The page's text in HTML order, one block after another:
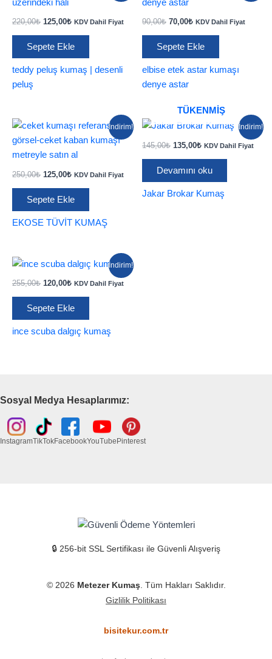
220,00₺ Orijinal
220,00₺.
125,00₺Şu
125,00₺.
KDV Dahil Fiyat
Sepete Ekle
teddy peluş kumaş | desenli
peluş
90,00₺ Orijinal
90,00₺.
70,00₺Şu
fiyat:
70,00₺.
KDV Dahil Fiyat
Sepete Ekle
elbise etek astar kumaşı
denye astar
İndirim!
250,00₺ Orijinal
250,00₺.
125,00₺Şu
125,00₺.
KDV Dahil Fiyat
Sepete Ekle
EKOSE TÜVİT KUMAŞ
İndirim!
TÜKENMIŞ
145,00₺ Orijinal
135,00₺Şu
fiyat:
135,00₺.
KDV Dahil Fiyat
Devamını oku
Jakar Brokar Kumaş
İndirim!
255,00₺ Orijinal
255,00₺.
120,00₺Şu
120,00₺.
KDV Dahil Fiyat
Sepete Ekle
ince scuba dalgıç kumaş
Sosyal Medya Hesaplarımız:
InstagramTikTokFacebookYouTubePinterest
🔒 256-bit SSL Sertifikası ile Güvenli Alışveriş
© 2026 Metezer Kumaş . Tüm Hakları Saklıdır.
Gizlilik Politikası
bisitekur.com.tr